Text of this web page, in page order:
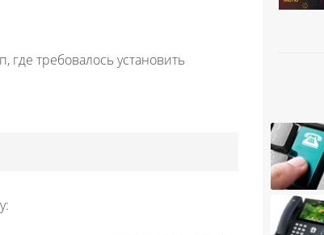
где требовалось установить